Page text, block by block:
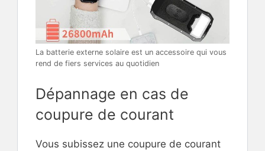
La batterie externe solaire est un accessoire qui vous
rend de fiers services au quotidien
Dépannage en cas de
coupure de courant
Vous subissez une coupure de courant